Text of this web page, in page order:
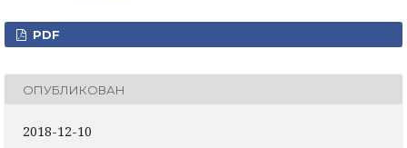
PDF
ОПУБЛИКОВАН
2018-12-10